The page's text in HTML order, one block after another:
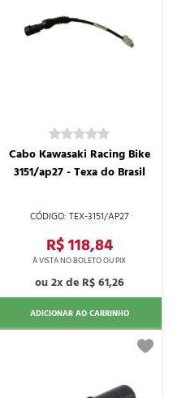
TEX-3151/AP27
Cabo Kawasaki Racing Bike
3151/ap27 - Texa do Brasil
R$ 118,84
2x de R$ 61,26
ADICIONAR AO CARRINHO